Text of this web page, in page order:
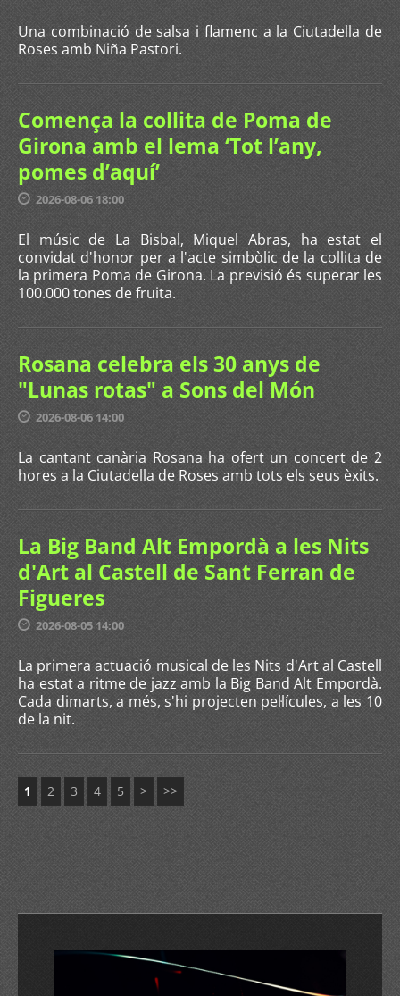
Una combinació de salsa i flamenc a la Ciutadella de
Roses amb Niña Pastori.
Comença la collita de Poma de
Girona amb el lema ‘Tot l’any,
pomes d’aquí’
2026-08-06 18:00
El músic de La Bisbal, Miquel Abras, ha estat el
convidat d'honor per a l'acte simbòlic de la collita de
la primera Poma de Girona. La previsió és superar les
100.000 tones de fruita.
Rosana celebra els 30 anys de
"Lunas rotas" a Sons del Món
2026-08-06 14:00
La cantant canària Rosana ha ofert un concert de 2
hores a la Ciutadella de Roses amb tots els seus èxits.
La Big Band Alt Empordà a les Nits
d'Art al Castell de Sant Ferran de
Figueres
2026-08-05 14:00
La primera actuació musical de les Nits d'Art al Castell
ha estat a ritme de jazz amb la Big Band Alt Empordà.
Cada dimarts, a més, s'hi projecten pel·lícules, a les 10
de la nit.
1 2 3 4 5 > >>